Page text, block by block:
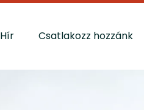
Hír Csatlakozz hozzánk